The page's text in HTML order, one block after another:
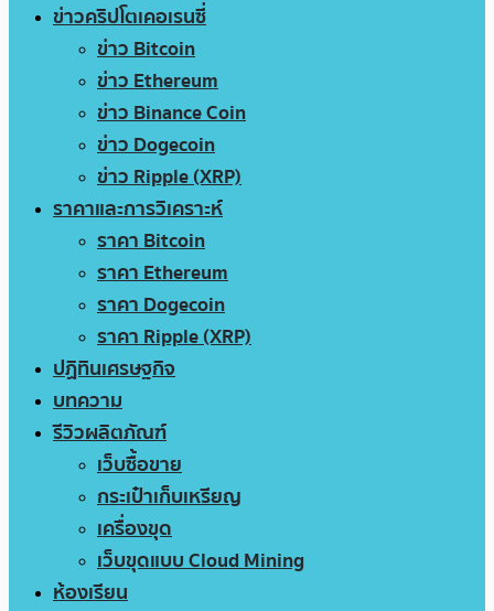
ข่าวคริปโตเคอเรนซี่
ข่าว Bitcoin
ข่าว Ethereum
ข่าว Binance Coin
ข่าว Dogecoin
ข่าว Ripple (XRP)
ราคาและการวิเคราะห์
ราคา Bitcoin
ราคา Ethereum
ราคา Dogecoin
ราคา Ripple (XRP)
ปฏิทินเศรษฐกิจ
บทความ
รีวิวผลิตภัณฑ์
เว็บซื้อขาย
กระเป๋าเก็บเหรียญ
เครื่องขุด
เว็บขุดแบบ Cloud Mining
ห้องเรียน